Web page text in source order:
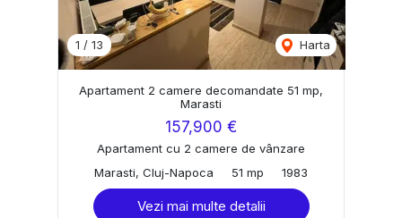
1 / 13 Harta
Apartament 2 camere decomandate 51 mp,
Marasti
157,900 €
Apartament cu 2 camere de vânzare
Marasti, Cluj-Napoca
51 mp 1983
Vezi mai multe detalii